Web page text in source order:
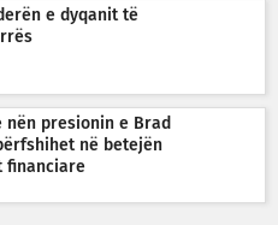
e dyqanit të
nën presionin e Brad
në betejën
financiare